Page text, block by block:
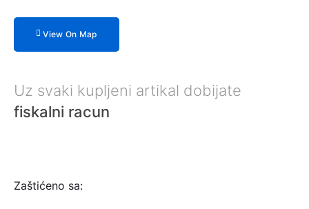
View On Map
Uz svaki kupljeni artikal dobijate
fiskalni racun
Zaštićeno sa: